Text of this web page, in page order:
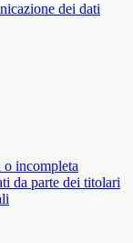
dei dati
o incompleta
da parte dei titolari